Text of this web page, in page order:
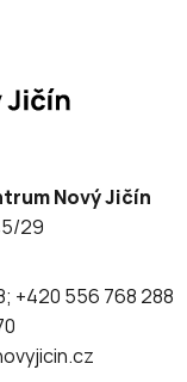
Nový Jičín
29
+420 556 768 288